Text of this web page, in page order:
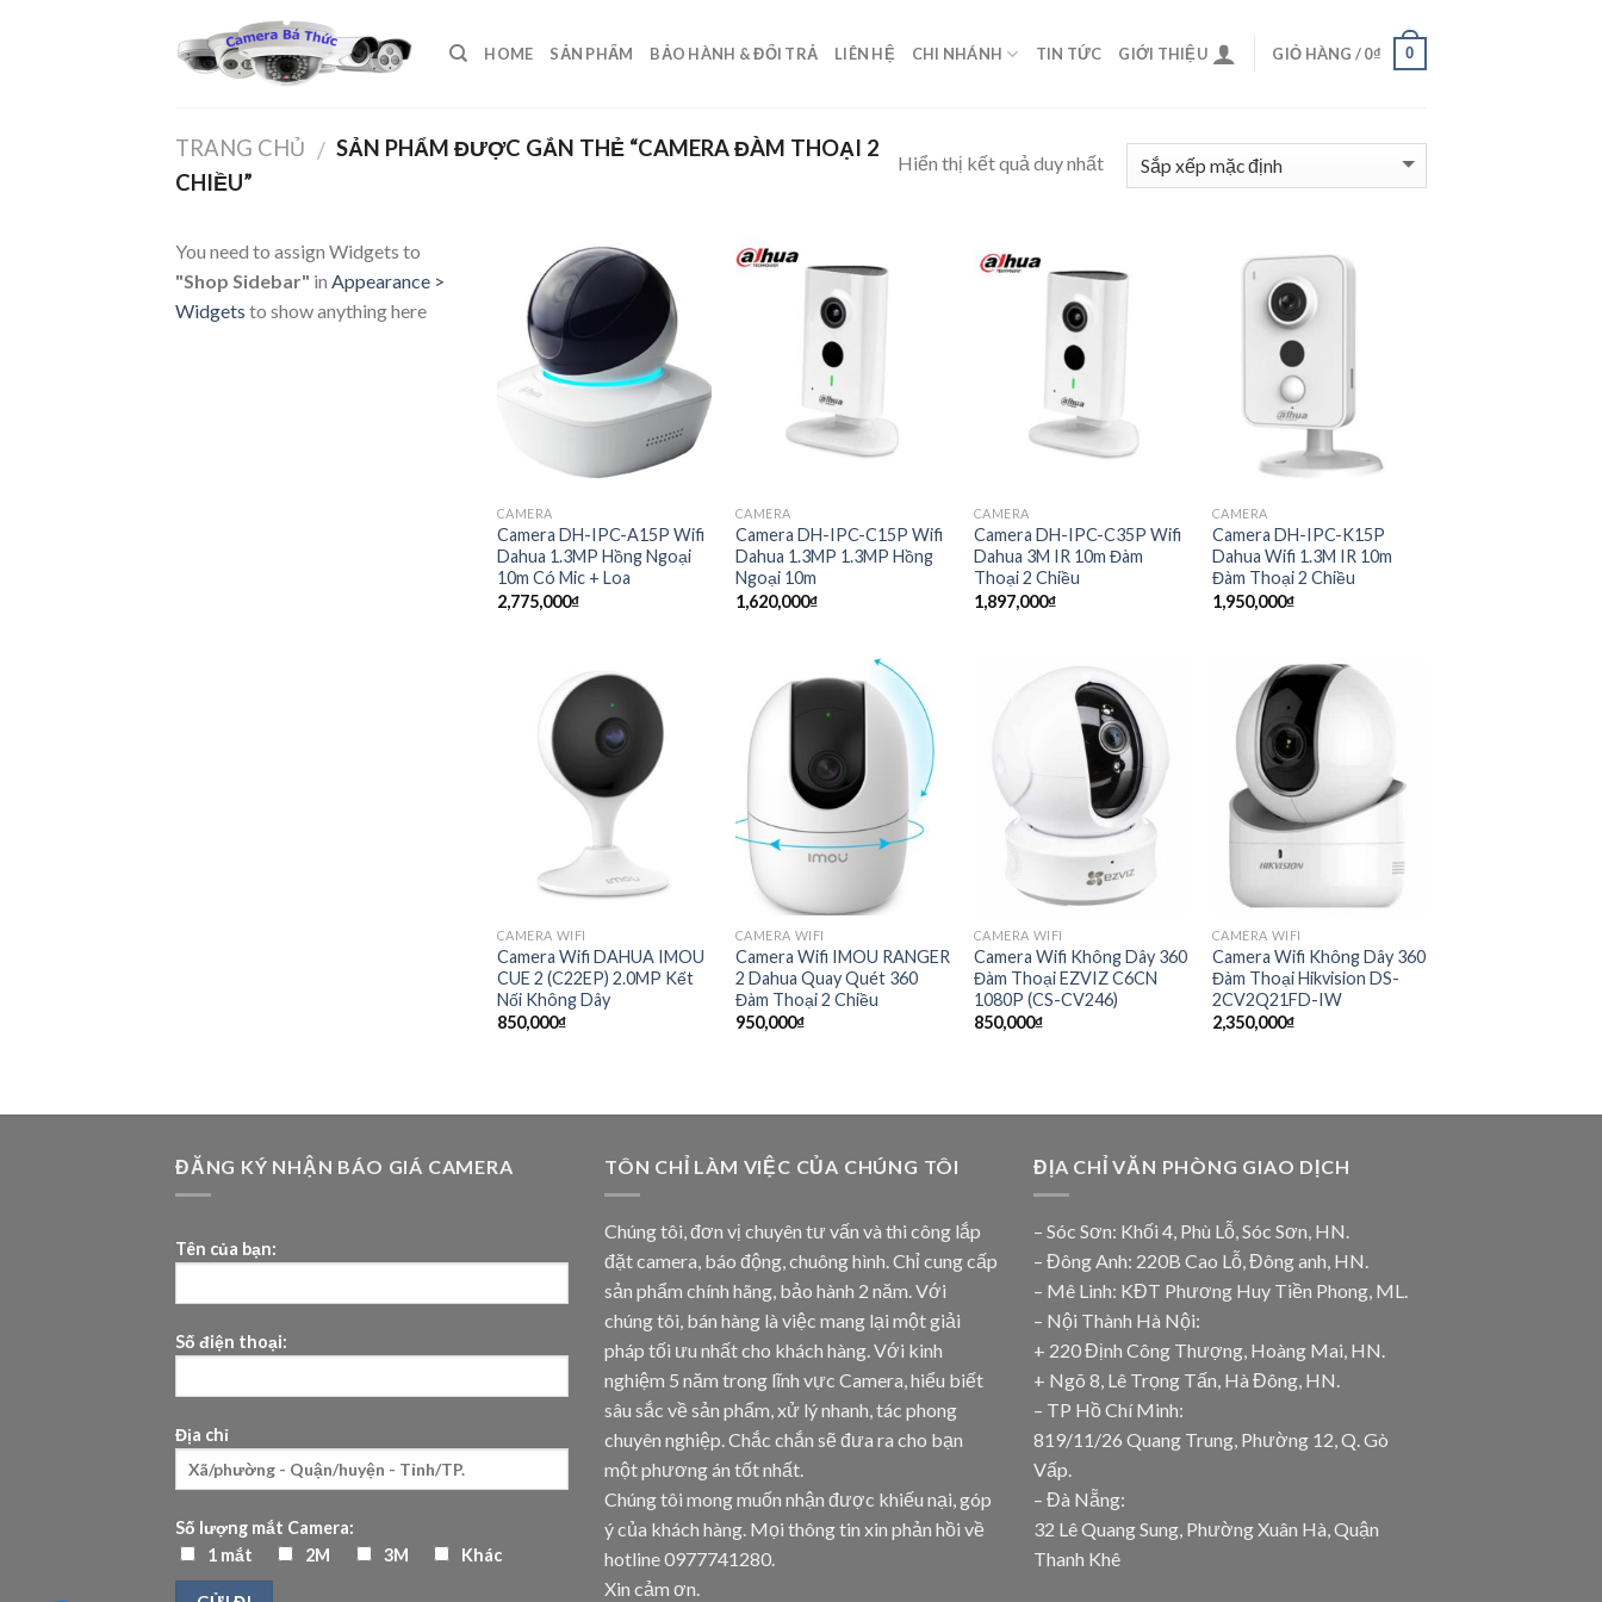
HOME SẢN PHẨM BẢO HÀNH & ĐỔI TRẢ LIÊN HỆ CHI NHÁNH TIN TỨC GIỚI THIỆU GIỎ HÀNG /0₫ 0
TRANG CHỦ / SẢN PHẨM ĐƯỢC GẮN THẺ “CAMERA ĐÀM THOẠI 2
CHIỀU”
Hiển thị kết quả duy nhất
You need to assign Widgets to
"Shop Sidebar" in Appearance >
Widgets to show anything here
CAMERA
Camera DH-IPC-A15P Wifi
Dahua 1.3MP Hồng Ngoại
10m Có Mic + Loa
2,775,000₫
CAMERA
Camera DH-IPC-C15P Wifi
Dahua 1.3MP 1.3MP Hồng
Ngoại 10m
1,620,000₫
CAMERA
Camera DH-IPC-C35P Wifi
Dahua 3M IR 10m Đàm
Thoại 2 Chiều
1,897,000₫
CAMERA
Camera DH-IPC-K15P
Dahua Wifi 1.3M IR 10m
Đàm Thoại 2 Chiều
1,950,000₫
CAMERA WIFI
Camera Wifi DAHUA IMOU
CUE 2 (C22EP) 2.0MP Kết
Nối Không Dây
850,000₫
CAMERA WIFI
Camera Wifi IMOU RANGER
2 Dahua Quay Quét 360
Đàm Thoại 2 Chiều
950,000₫
CAMERA WIFI
Camera Wifi Không Dây 360
Đàm Thoại EZVIZ C6CN
1080P (CS-CV246)
850,000₫
CAMERA WIFI
Camera Wifi Không Dây 360
Đàm Thoại Hikvision DS-
2CV2Q21FD-IW
2,350,000₫
ĐĂNG KÝ NHẬN BÁO GIÁ CAMERA
Tên của bạn:
Số điện thoại:
Địa chỉ
Số lượng mắt Camera:
1 mắt
2M 3M Khác
TÔN CHỈ LÀM VIỆC CỦA CHÚNG TÔI
Chúng tôi, đơn vị chuyên tư vấn và thi công lắp
đặt camera, báo động, chuông hình. Chỉ cung cấp
sản phẩm chính hãng, bảo hành 2 năm. Với
chúng tôi, bán hàng là việc mang lại một giải
pháp tối ưu nhất cho khách hàng. Với kinh
nghiệm 5 năm trong lĩnh vực Camera, hiểu biết
sâu sắc về sản phẩm, xử lý nhanh, tác phong
chuyên nghiệp. Chắc chắn sẽ đưa ra cho bạn
một phương án tốt nhất.
Chúng tôi mong muốn nhận được khiếu nại, góp
ý của khách hàng. Mọi thông tin xin phản hồi về
hotline0977741280.
Xin cảm ơn.
ĐỊA CHỈ VĂN PHÒNG GIAO DỊCH
– Sóc Sơn: Khối 4, Phù Lỗ, Sóc Sơn, HN.
– Đông Anh: 220B Cao Lỗ, Đông anh, HN.
– Mê Linh: KĐT Phương Huy Tiền Phong, ML.
– Nội Thành Hà Nội:
+ 220 Định Công Thượng, Hoàng Mai, HN.
+ Ngõ 8, Lê Trọng Tấn, Hà Đông, HN.
– TP Hồ Chí Minh:
819/11/26 Quang Trung, Phường 12, Q. Gò
Vấp.
– Đà Nẵng:
32 Lê Quang Sung, Phường Xuân Hà, Quận
Thanh Khê